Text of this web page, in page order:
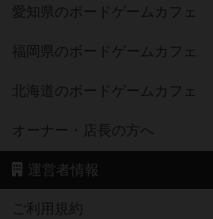
愛知県のボードゲームカフェ
福岡県のボードゲームカフェ
北海道のボードゲームカフェ
オーナー・店長の方へ
運営者情報
ご利用規約